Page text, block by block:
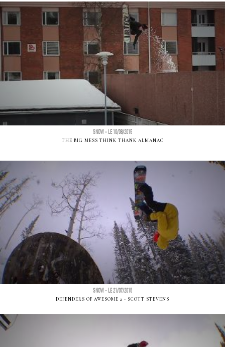
SNOW - LE 10/08/2015
THE BIG MESS THINK THANK ALMANAC
SNOW - LE 21/07/2015
DEFENDERS OF AWESOME 2 - SCOTT STEVENS